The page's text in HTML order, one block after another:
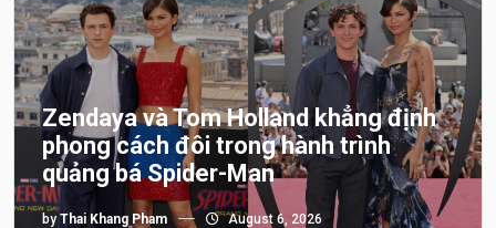
Zendaya và Tom Holland khẳng định
phong cách đôi trong hành trình
quảng bá Spider-Man
by Thai Khang Pham August 6, 2026